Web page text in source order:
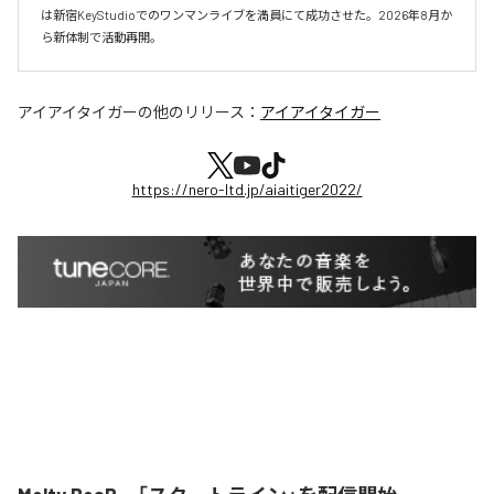
は新宿KeyStudioでのワンマンライブを満員にて成功させた。2026年8月か
ら新体制で活動再開。
アイアイタイガーの他のリリース： アイアイタイガー
https://nero-ltd.jp/aiaitiger2022/